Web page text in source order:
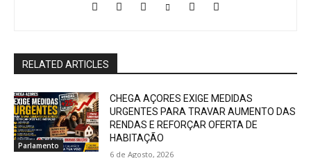
RELATED ARTICLES
Parlamento
CHEGA AÇORES EXIGE MEDIDAS
URGENTES PARA TRAVAR AUMENTO DAS
RENDAS E REFORÇAR OFERTA DE
HABITAÇÃO
6 de Agosto, 2026